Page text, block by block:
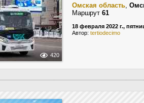
420
Омская область,
Маршрут 61
18 февраля 2022 г.,
Автор: tertiodecimo